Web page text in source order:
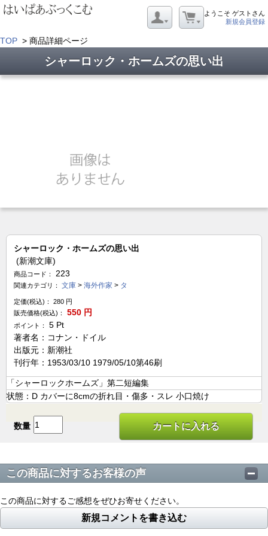
ようこそ ゲストさん
新規会員登録
TOP > 商品詳細ページ
シャーロック・ホームズの思い出
シャーロック・ホームズの思い出
(新潮文庫)
商品コード： 223
関連カテゴリ： 文庫 > 海外作家 > タ
定価(税込)： 280 円
販売価格(税込)：
550 円
ポイント： 5 Pt
著者名：コナン・ドイル
出版元：新潮社
刊行年：1953/03/10 1979/05/10第46刷
「シャーロックホームズ」第二短編集
状態：D カバーに8cmの折れ目・傷多・スレ 小口焼け
数量 カートに入れる
この商品に対するお客様の声
この商品に対するご感想をぜひお寄せください。
新規コメントを書き込む